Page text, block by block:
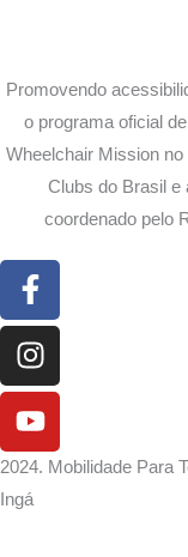
Promovendo
o programa oficial
Wheelchair Mission
Clubs do Brasil e
coordenado pelo
Facebook-
f
Instagram
Youtube
2024. Mobilidade Para
Ingá